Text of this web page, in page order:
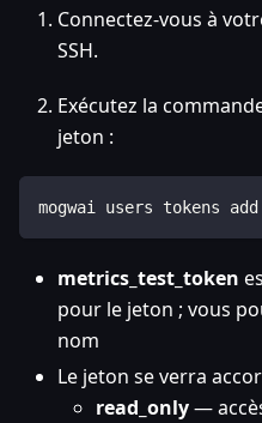
Connectez-vous à
SSH.
Exécutez la
jeton :
mogwai users tokens
metrics_test_token
pour le jeton ; vous
nom
Le jeton se verra
read_only—